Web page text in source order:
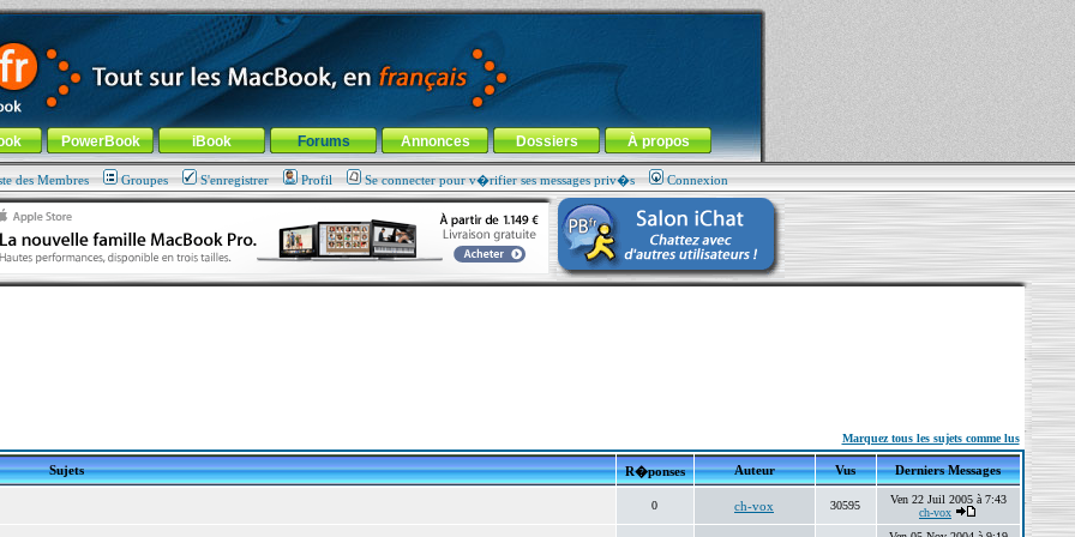
! -Aller au menu de la rubrique
PowerBook iBook Forums Annonces Dossiers À propos
des Membres Groupes S'enregistrer Profil Se connecter pour v�rifier ses messages priv�s Connexion
Marquez tous les sujets comme lus
Sujets R�ponses Auteur Vus Derniers Messages
0 ch-vox 30595
Ven 22 Juil 2005 à 7:43
ch-vox